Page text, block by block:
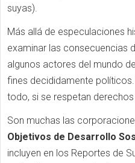
suyas).
Más allá de especulaciones
examinar las consecuencias
algunos actores del mundo
fines decididamente
todo, si se respetan
Son muchas las
Objetivos de Desarrollo
incluyen en los Reportes de